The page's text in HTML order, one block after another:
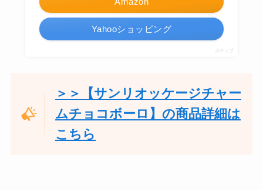
Yahooショッピング
ポチップ
＞＞【サンリオッケージチャー
ムチョコボーロ】の商品詳細は
こちら